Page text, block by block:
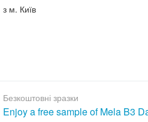
з м. Київ
Безкоштовні зразки
Enjoy a free sample of Mela B3